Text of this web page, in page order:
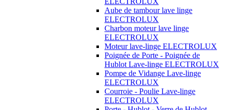
Aube de tambour lave linge
ELECTROLUX
Charbon moteur lave linge
ELECTROLUX
Moteur lave-linge ELECTROLUX
Poignée de Porte - Poignée de
Hublot Lave-linge ELECTROLUX
Pompe de Vidange Lave-linge
ELECTROLUX
Courroie - Poulie Lave-linge
ELECTROLUX